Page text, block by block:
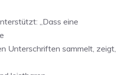
„Dass eine
Unterschriften sammelt, zeigt,